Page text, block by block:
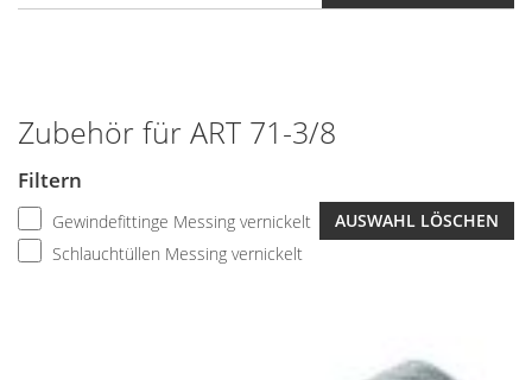
Zubehör für ART 71-3/8
Filtern
AUSWAHL LÖSCHEN
Gewindefittinge Messing vernickelt
Schlauchtüllen Messing vernickelt